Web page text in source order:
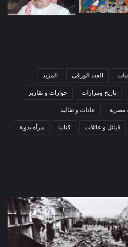
العدد الورقى المزيد
تاريخ ومزارات حوارات و تقارير
مصرية عادات و تقاليد
قبائل و عائلات كتابنا مرأه بدوية